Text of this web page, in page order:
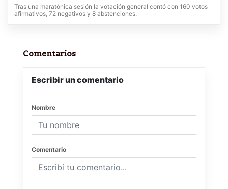
Tras una maratónica sesión la votación general contó con 160 votos
afirmativos, 72 negativos y 8 abstenciones.
Comentarios
Escribir un comentario
Nombre
Comentario